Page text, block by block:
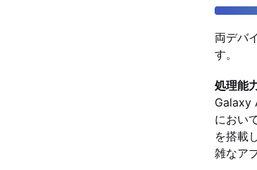
両デバ
す。
処理能
Galaxy
におい
を搭載
雑なア